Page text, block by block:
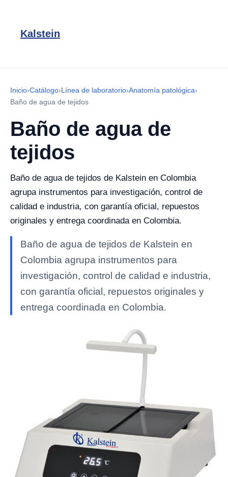
Kalstein
Inicio›Catálogo›Línea de laboratorio›Anatomía patológica›
Baño de agua de tejidos
Baño de agua de
tejidos
Baño de agua de tejidos de Kalstein en Colombia
agrupa instrumentos para investigación, control de
calidad e industria, con garantía oficial, repuestos
originales y entrega coordinada en Colombia.
Baño de agua de tejidos de Kalstein en
Colombia agrupa instrumentos para
investigación, control de calidad e industria,
con garantía oficial, repuestos originales y
entrega coordinada en Colombia.